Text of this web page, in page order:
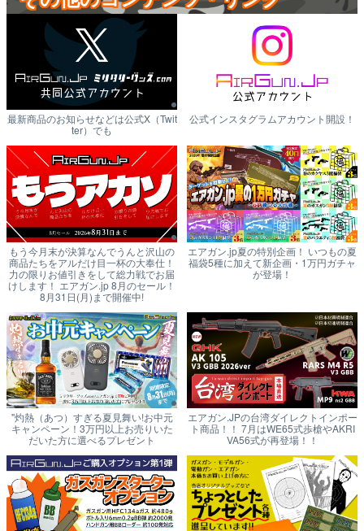
最新商品のお知らせなどは公式X（Twit
ter）でも
公式インスタグラムアカウント開設！
もう今月末が決算なんでうんと沢山の
商品たちをアルだけ目一杯の大奉仕！
力の限りお値引きをして総力戦でお届
けします！ エアガン.jp 8月のセール！
8月31日(月)まで開催中!
エアガン.jp夏の特別企画！ いつもの夏
福袋5種に加えて新企画・1万円ガチャ
が登場！
"灼熱（あつ）すぎる夏見舞い!お中元
キャンペーン！3万円以上お売りいた
だいた方に選べるプレゼント
エアガン.JPの台湾ダイレクトインポー
ト商品！！ 7月はWE65式歩槍やAKRI
VA56式が再登場！！